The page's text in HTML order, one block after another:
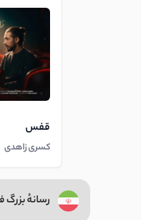
قفس
کسری زاهدی
رسانهٔ